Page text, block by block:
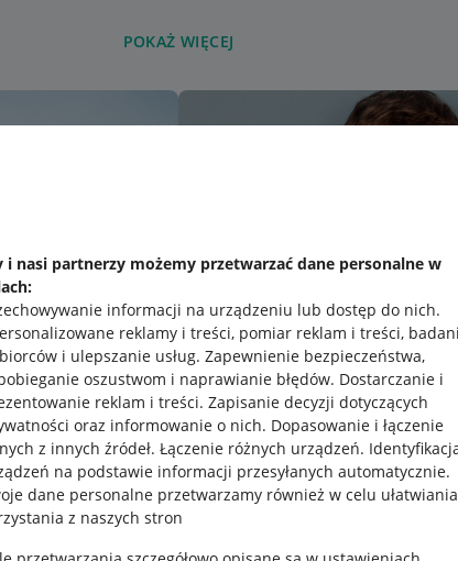
i nasi partnerzy możemy przetwarzać dane personalne w
informacji na urządzeniu lub dostęp do nich.
reklamy i treści, pomiar reklam i treści,
i ulepszanie usług. Zapewnienie bezpieczeństwa,
oszustwom i naprawianie błędów. Dostarczanie i
reklam i treści. Zapisanie decyzji dotyczących
oraz informowanie o nich. Dopasowanie i łączenie
z innych źródeł. Łączenie różnych urządzeń.
na podstawie informacji przesyłanych automatycznie.
dane personalne przetwarzamy również w celu ułatwiania
z naszych stron
POKAŻ WIĘCEJ
Pobierz aplikację